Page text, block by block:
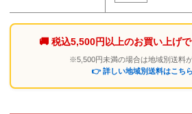
🚚 税込5,500円以上のお買い上げで
※5,500円未満の場合は地域別送料が
👉 詳しい地域別送料はこち